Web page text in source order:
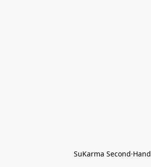
SuKarma Second·Hand